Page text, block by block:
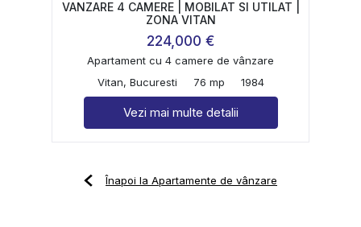
VANZARE 4 CAMERE | MOBILAT SI UTILAT |
ZONA VITAN
224,000 €
Apartament cu 4 camere de vânzare
Vitan, Bucuresti
76 mp 1984
Vezi mai multe detalii
Înapoi la Apartamente de vânzare